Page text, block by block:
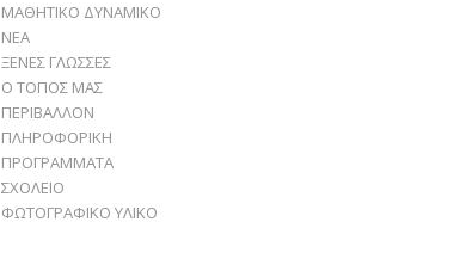
ΜΑΘΗΤΙΚΟ ΔΥΝΑΜΙΚΟ
ΝΕΑ
ΞΕΝΕΣ ΓΛΩΣΣΕΣ
Ο ΤΟΠΟΣ ΜΑΣ
ΠΕΡΙΒΑΛΛΟΝ
ΠΛΗΡΟΦΟΡΙΚΗ
ΠΡΟΓΡΑΜΜΑΤΑ
ΣΧΟΛΕΙΟ
ΦΩΤΟΓΡΑΦΙΚΟ ΥΛΙΚΟ